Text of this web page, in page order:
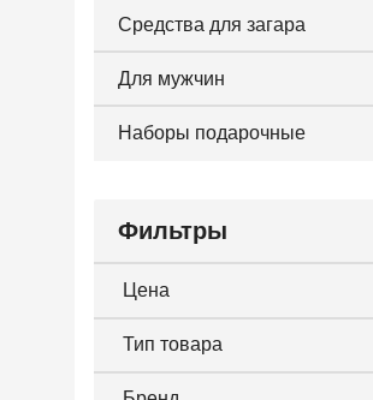
Средства для загара
Для мужчин
Наборы подарочные
Фильтры
Цена
Тип товара